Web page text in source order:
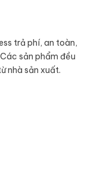
trả phí, an toàn,
sản phẩm đều
nhà sản xuất.